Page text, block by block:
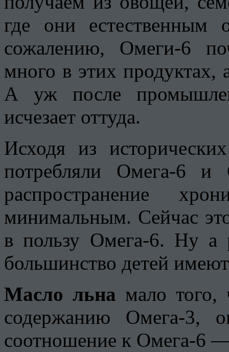
где они естественным
сожалению, Омеги-6
много в этих продуктах,
А уж после
исчезает оттуда.
Исходя из
потребляли Омега-6
распространение
минимальным. Сейчас
в пользу Омега-6. Ну а
большинство детей
Масло льна мало того,
содержанию Омега-3,
соотношение к Омега-6